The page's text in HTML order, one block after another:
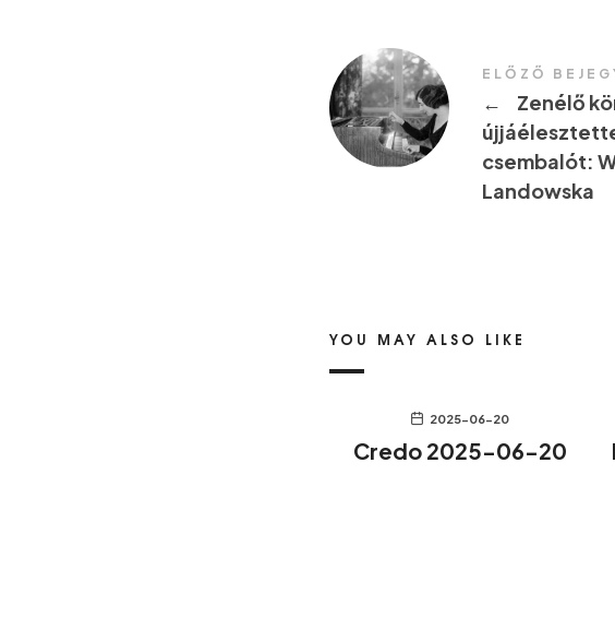
ELŐZŐ
←
Zenélő
csembalót:
Landowska
YOU MAY ALSO LIKE
2025-06-20
Credo 2025-06-20